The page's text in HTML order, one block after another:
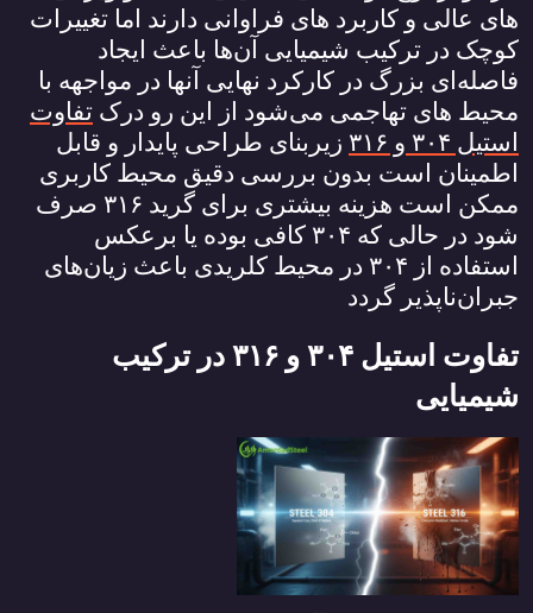
های عالی و کاربرد های فراوانی دارند اما تغییرات
کوچک در ترکیب شیمیایی آن‌ها باعث ایجاد
فاصله‌ای بزرگ در کارکرد نهایی آنها در مواجهه با
محیط‌ های تهاجمی می‌شود از این رو درک تفاوت
استیل ۳۰۴ و ۳۱۶ زیربنای طراحی پایدار و قابل
اطمینان است بدون بررسی دقیق محیط کاربری
ممکن است هزینه بیشتری برای گرید ۳۱۶ صرف
شود در حالی که ۳۰۴ کافی بوده یا برعکس
استفاده از ۳۰۴ در محیط کلریدی باعث زیان‌های
جبران‌ناپذیر گردد
تفاوت استیل ۳۰۴ و ۳۱۶ در ترکیب
شیمیایی